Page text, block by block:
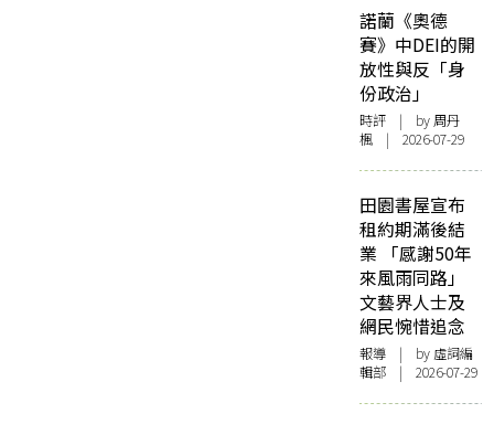
諾蘭《奧德
賽》中DEI的開
放性與反「身
份政治」
時評 | by周丹
楓 | 2026-07-29
田園書屋宣布
租約期滿後結
業 「感謝50年
來風雨同路」
文藝界人士及
網民惋惜追念
報導 | by 虛詞編
輯部 | 2026-07-29